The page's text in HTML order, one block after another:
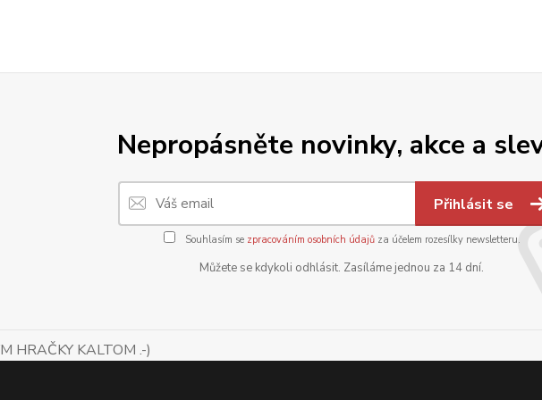
Nepropásněte novinky, akce a
Přihlásit se
Souhlasím se zpracováním osobních údajůza účelem rozesílky newsletteru.
Můžete se kdykoli odhlásit. Zasíláme jednou za 14 dní.
HRAČKY KALTOM .-)